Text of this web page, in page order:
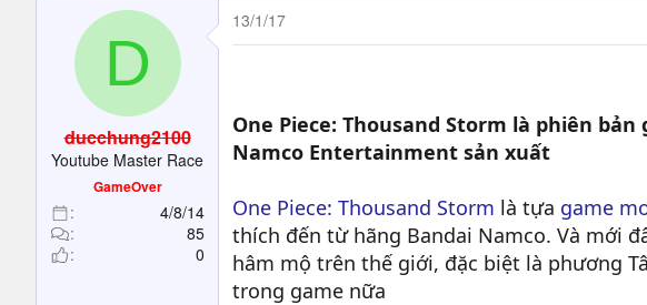
t
e
D
ducchung2100
Youtube Master Race
GameOver
4/8/14
85
0
13/1/17
One Piece: Thousand Storm là phiên
Namco Entertainment sản xuất
One Piece: Thousand Storm là tựa game
thích đến từ hãng Bandai Namco. Và mới
hâm mộ trên thế giới, đặc biệt là phương
trong game nữa